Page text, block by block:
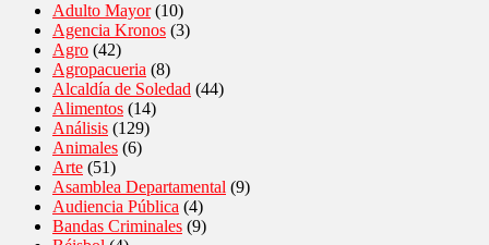
Adulto Mayor(10)
Agencia Kronos (3)
Agro (42)
Agropacueria (8)
Alcaldía de Soledad (44)
Alimentos (14)
Análisis (129)
Animales (6)
Arte (51)
Asamblea Departamental (9)
Audiencia Pública (4)
Bandas Criminales (9)